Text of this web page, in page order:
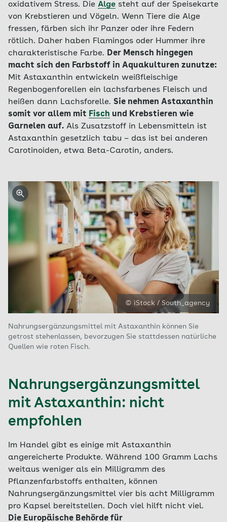
oxidativem Stress. Die Alge steht auf der Speisekarte
von Krebstieren und Vögeln. Wenn Tiere die Alge
fressen, färben sich ihr Panzer oder ihre Federn
rötlich. Daher haben Flamingos oder Hummer ihre
charakteristische Farbe. Der Mensch hingegen
macht sich den Farbstoff in Aquakulturen zunutze:
Mit Astaxanthin entwickeln weißfleischige
Regenbogenforellen ein lachsfarbenes Fleisch und
heißen dann Lachsforelle. Sie nehmen Astaxanthin
somit vor allem mit Fisch und Krebstieren wie
Garnelen auf. Als Zusatzstoff in Lebensmitteln ist
Astaxanthin gesetzlich tabu – das ist bei anderen
Carotinoiden, etwa Beta-Carotin, anders.
© iStock / South_agency
Nahrungsergänzungsmittel mit Astaxanthin können Sie
getrost stehenlassen, bevorzugen Sie stattdessen natürliche
Quellen wie roten Fisch.
Nahrungsergänzungsmittel
mit Astaxanthin: nicht
empfohlen
Im Handel gibt es einige mit Astaxanthin
angereicherte Produkte. Während 100 Gramm Lachs
weitaus weniger als ein Milligramm des
Pflanzenfarbstoffs enthalten, können
Nahrungsergänzungsmittel vier bis acht Milligramm
pro Kapsel bereitstellen. Doch viel hilft nicht viel.
Die Europäische Behörde für